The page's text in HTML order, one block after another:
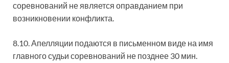
соревнований не является оправданием при
возникновении конфликта.
8.10. Апелляции подаются в письменном виде на имя
главного судьи соревнований не позднее 30 мин.